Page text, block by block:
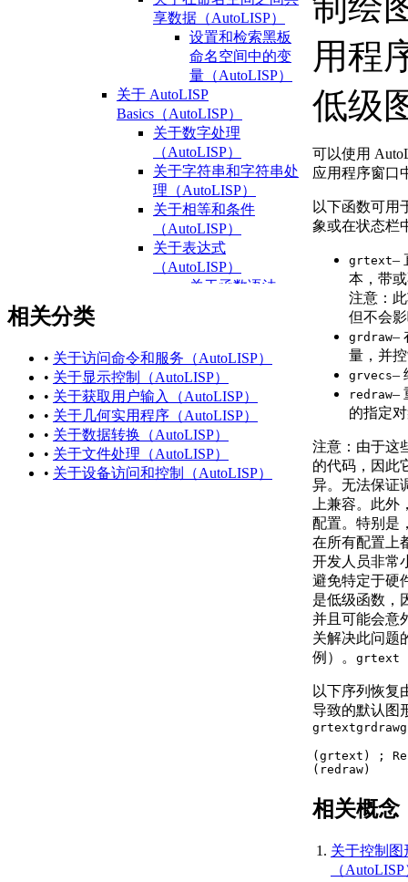
享数据（AutoLISP）
设置和检索黑板
命名空间中的变
量（AutoLISP）
关于 AutoLISP
Basics（AutoLISP）
关于数字处理
（AutoLISP）
关于字符串和字符串处
理（AutoLISP）
关于相等和条件
（AutoLISP）
关于表达式
（AutoLISP）
关于函数语法
关于整数
（AutoLISP）
关于
Reals（AutoLISP）
关于字符串
（AutoLISP）
关于列表
（AutoLISP/ActiveX）
相关分类
• 关于访问命令和服务（AutoLISP）
• 关于显示控制（AutoLISP）
• 关于获取用户输入（AutoLISP）
• 关于几何实用程序（AutoLISP）
• 关于数据转换（AutoLISP）
• 关于文件处理（AutoLISP）
• 关于设备访问和控制（AutoLISP）
用程
低级
可以使用
应用程序窗口
以下函数可用
象或在状态栏
grtext–
本，带
注意：
但不会
grdraw–
量，并
grvecs–
redraw–
的指定
注意： 由于这
的代码，因此
异。无法保证
上兼容。此
配置。特别是
在所有配置上
开发人员非常
避免特定于硬
是低级函数，
并且可能会意
关解决此问题
例）。 grtext
以下序列恢复
导致的默认图
grtextgrdraw
(grtext) ;
(redraw)
相关概念
关于控制图
（